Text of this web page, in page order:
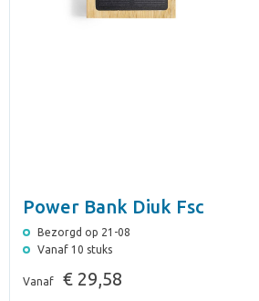
Power Bank Diuk Fsc
Bezorgd op 21-08
Vanaf 10 stuks
Vanaf € 29,58